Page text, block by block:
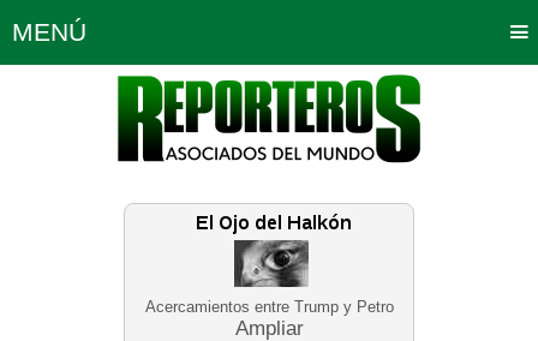
Acercamientos entre Trump y Petro
Ampliar
MENÚ
Política Opinión Bogotá
Planeta Tierra Deportes
Educación Neira